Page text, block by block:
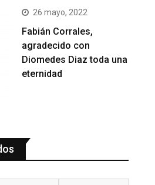
26 mayo, 2022
Fabián Corrales,
agradecido con
Diomedes Diaz toda una
eternidad